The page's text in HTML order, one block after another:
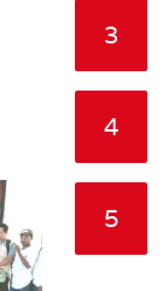
3
4
5